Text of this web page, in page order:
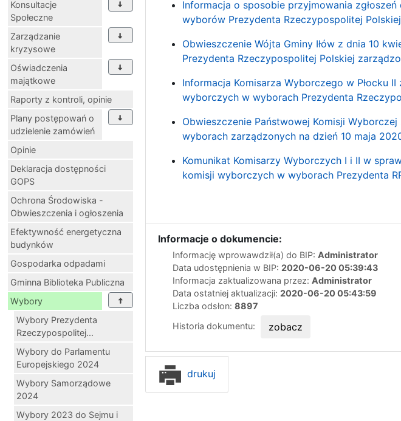
Konsultacje
Społeczne
Zarządzanie
kryzysowe
Oświadczenia
majątkowe
Raporty z kontroli, opinie
Plany postępowań o
udzielenie zamówień
Opinie
Deklaracja dostępności
GOPS
Ochrona Środowiska -
Obwieszczenia i ogłoszenia
Efektywność energetyczna
budynków
Gospodarka odpadami
Gminna Biblioteka Publiczna
Wybory
Wybory Prezydenta
Rzeczypospolitej...
Wybory do Parlamentu
Europejskiego 2024
Wybory Samorządowe
2024
Wybory 2023 do Sejmu i
Informacja o sposobie przyjmowania
wyborów Prezydenta Rzeczypospolitej
Obwieszczenie Wójta Gminy Iłów z dnia 10
Prezydenta Rzeczypospolitej Polskiej
Informacja Komisarza Wyborczego w Płocku
wyborczych w wyborach Prezydenta
Obwieszczenie Państwowej Komisji
wyborach zarządzonych na dzień 10 maja
Komunikat Komisarzy Wyborczych I i II w
komisji wyborczych w wyborach Prezydenta
Informacje o dokumencie:
Informację wprowawdził(a) do BIP: Administrator
Data udostępnienia w BIP: 2020-06-20 05:39:43
Informacja zaktualizowana przez: Administrator
Data ostatniej aktualizacji: 2020-06-20 05:43:59
Liczba odsłon: 8897
Historia dokumentu:
zobacz
drukuj